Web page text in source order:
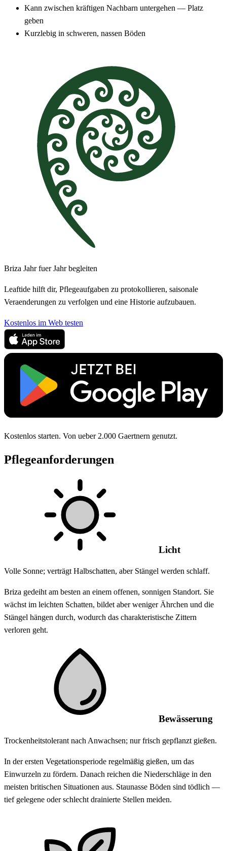
Kann zwischen kräftigen Nachbarn untergehen — Platz
geben
Kurzlebig in schweren, nassen Böden
Briza Jahr fuer Jahr begleiten
Leaftide hilft dir, Pflegeaufgaben zu protokollieren, saisonale
Veraenderungen zu verfolgen und eine Historie aufzubauen.
Kostenlos im Web testen
Kostenlos starten. Von ueber 2.000 Gaertnern genutzt.
Pflegeanforderungen
Licht
Volle Sonne; verträgt Halbschatten, aber Stängel werden schlaff.
Briza gedeiht am besten an einem offenen, sonnigen Standort. Sie
wächst im leichten Schatten, bildet aber weniger Ährchen und die
Stängel hängen durch, wodurch das charakteristische Zittern
verloren geht.
Bewässerung
Trockenheitstolerant nach Anwachsen; nur frisch gepflanzt gießen.
In der ersten Vegetationsperiode regelmäßig gießen, um das
Einwurzeln zu fördern. Danach reichen die Niederschläge in den
meisten britischen Situationen aus. Staunasse Böden sind tödlich —
tief gelegene oder schlecht drainierte Stellen meiden.